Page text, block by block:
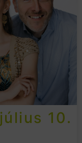
július 10.